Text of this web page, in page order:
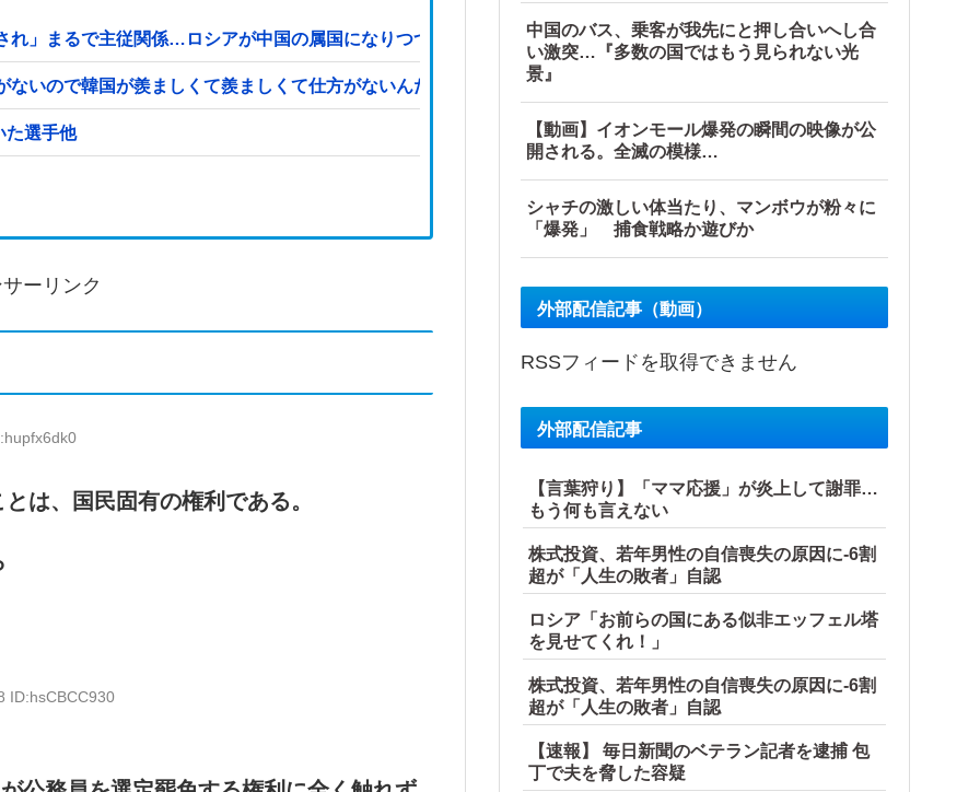
」まるで主従関係…ロシアが中国の属国になりつつある！
いので韓国が羨ましくて羨ましくて仕方がないんだそうです」
ついた選手他
ーリンク
は、国民固有の権利である。
ID:hsCBCC930
中国のバス、乗客が我先にと押し合いへし合
い激突…『多数の国ではもう見られない光
景』
【動画】イオンモール爆発の瞬間の映像が公
開される。全滅の模様…
シャチの激しい体当たり、マンボウが粉々に
「爆発」 捕食戦略か遊びか
外部配信記事（動画）
RSSフィードを取得できません
外部配信記事
【言葉狩り】「ママ応援」が炎上して謝罪…
もう何も言えない
株式投資、若年男性の自信喪失の原因に-6割
超が「人生の敗者」自認
ロシア「お前らの国にある似非エッフェル塔
を見せてくれ！」
株式投資、若年男性の自信喪失の原因に-6割
超が「人生の敗者」自認
【速報】 毎日新聞のベテラン記者を逮捕 包
丁で夫を脅した容疑